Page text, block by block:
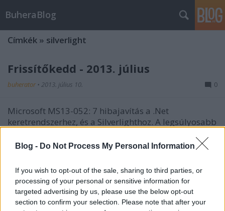
Blog - Do Not Process My Personal Information
If you wish to opt-out of the sale, sharing to third parties, or
processing of your personal or sensitive information for
targeted advertising by us, please use the below opt-out
section to confirm your selection. Please note that after your
BuheraBlog
Címkék » silverlight
Frissítőkedd - 2013. július
buherator • 2013. július 10. 0
Microsoft MS13-052: 7 hibajavítás a .Net
keretrendszerhez, és a Silverlighthoz. A legsúlyosabb
tesz lehetővé (ismét TrueType) speciálisan
sérülékenységek a Code Access Security…
Microsoft frissítőkedd - 2011.
október